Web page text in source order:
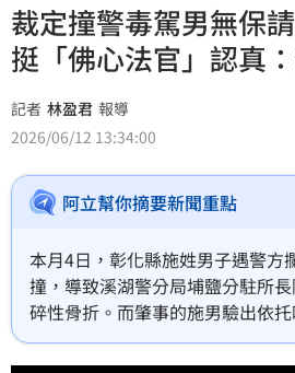
裁定撞警毒駕男無保
挺「佛心法官」認真
記者 林盈君 報導
2026/06/12 13:34:00
阿立幫你摘要新聞重點
本月4日，彰化縣施姓男子遇警方
撞，導致溪湖警分局埔鹽分駐所
碎性骨折。而肇事的施男驗出依
議的是，彰化地院法官陳德池裁
施男大搖大擺離開法院。今（12